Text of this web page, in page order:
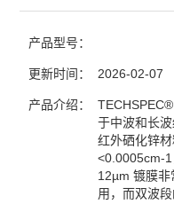
窗口片
棱镜
产品型号：
更新时间： 2026-02-07
产品介绍：
于中波和长
红外硒化锌
<0.0005cm-
12µm 镀膜
用，而双波